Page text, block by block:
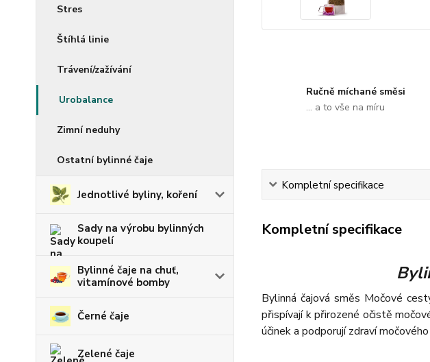
Stres
Štíhlá linie
Trávení/zažívání
Urobalance
Zimní neduhy
Ostatní bylinné čaje
Jednotlivé byliny, koření
Sady na výrobu bylinných
koupelí
Bylinné čaje na chuť,
vitamínové bomby
Černé čaje
Zelené čaje
Ručně míchané směsi
... a to vše na míru
Kompletní specifikace
Kompletní specifikace
Bylinná čajová směs Močové
přispívají k přirozené očistě
účinek a podporují zdraví